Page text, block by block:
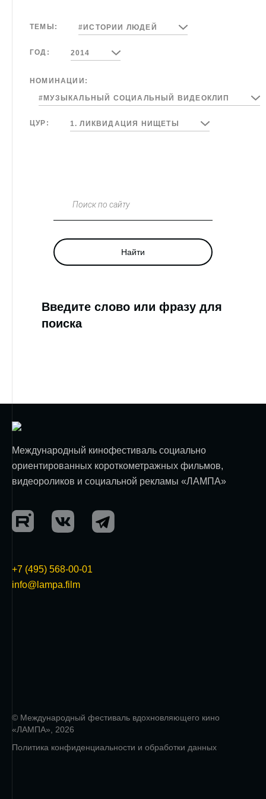
ТЕМЫ: #ИСТОРИИ ЛЮДЕЙ
ГОД: 2014
НОМИНАЦИИ:
#МУЗЫКАЛЬНЫЙ СОЦИАЛЬНЫЙ ВИДЕОКЛИП
ЦУР: 1. ЛИКВИДАЦИЯ НИЩЕТЫ
Поиск по сайту
Найти
Введите слово или фразу для
поиска
Международный кинофестиваль социально
ориентированных короткометражных фильмов,
видеороликов и социальной рекламы «ЛАМПА»
+7 (495) 568-00-01
info@lampa.film
© Международный фестиваль вдохновляющего кино
«ЛАМПА», 2026
Политика конфиденциальности и обработки данных